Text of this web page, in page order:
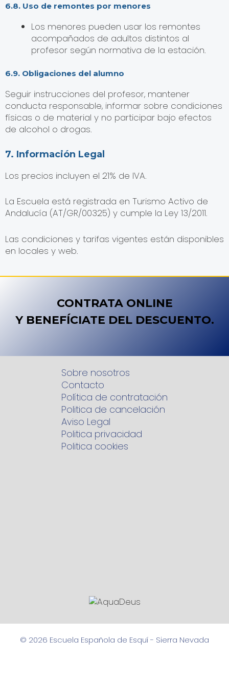
6.8. Uso de remontes por menores
Los menores pueden usar los remontes
acompañados de adultos distintos al
profesor según normativa de la estación.
6.9. Obligaciones del alumno
Seguir instrucciones del profesor, mantener
conducta responsable, informar sobre condiciones
físicas o de material y no participar bajo efectos
de alcohol o drogas.
7. Información Legal
Los precios incluyen el 21% de IVA.
La Escuela está registrada en Turismo Activo de
Andalucía (AT/GR/00325) y cumple la Ley 13/2011.
Las condiciones y tarifas vigentes están disponibles
en locales y web.
CONTRATA ONLINE
Y BENEFÍCIATE DELDESCUENTO.
Sobre nosotros
Contacto
Política de contratación
Politica de cancelación
Aviso Legal
Politica privacidad
Politica cookies
© 2026 Escuela Española de Esquí - Sierra Nevada